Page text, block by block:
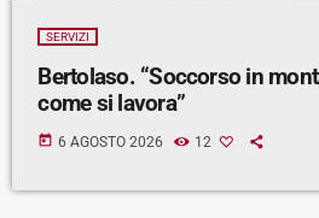
SERVIZI
Bertolaso. “Soccorso in
come si lavora”
today 6 AGOSTO 2026 12